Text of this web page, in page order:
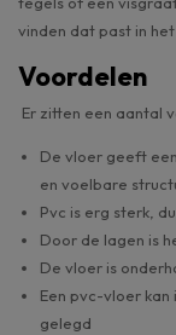
vinden dat past in het
Voordelen
Er zitten een aantal
De vloer geeft
en voelbare
Pvc is erg sterk,
Door de lagen is
De vloer is
Een pvc-vloer
gelegd